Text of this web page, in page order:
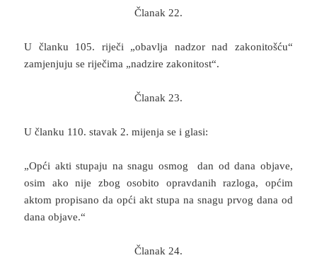
Članak 22.
U članku 105. riječi „obavlja nadzor nad zakonitošću“
zamjenjuju se riječima „nadzire zakonitost“.
Članak 23.
U članku 110. stavak 2. mijenja se i glasi:
„Opći akti stupaju na snagu osmog dan od dana objave,
osim ako nije zbog osobito opravdanih razloga, općim
aktom propisano da opći akt stupa na snagu prvog dana od
dana objave.“
Članak 24.